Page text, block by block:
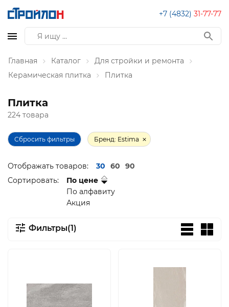
+7 (4832) 31-77-77
Главная Каталог
Для стройки и ремонта
Керамическая плитка
Плитка
Плитка
224 товара
Сбросить фильтры Бренд: Estima
Отображать товаров: 30 60
90
Сортировать:
По цене
По алфавиту
Акция
Фильтры(1)